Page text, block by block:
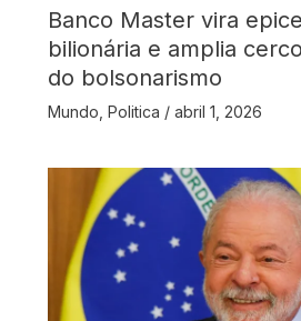
Banco Master vira
bilionária e amplia
do bolsonarismo
Mundo Politica / abril 1, 2026